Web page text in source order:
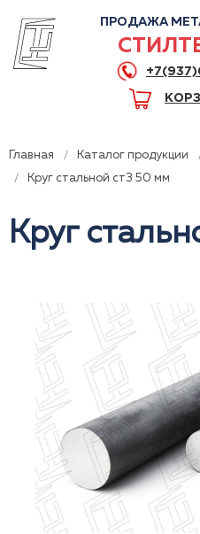
ПРОДАЖА
Главная Каталог продукции
Круг стальной ст3 50 мм
Круг